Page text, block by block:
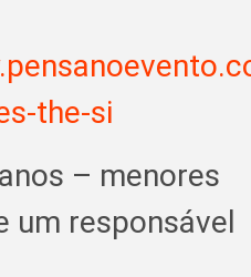
the-si
– menores
um responsável